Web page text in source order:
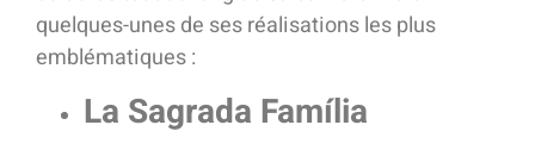
quelques-unes de ses réalisations les plus
emblématiques :
La Sagrada Família